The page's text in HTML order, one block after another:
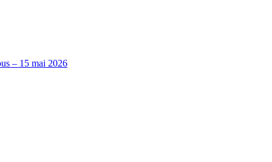
– 15 mai 2026